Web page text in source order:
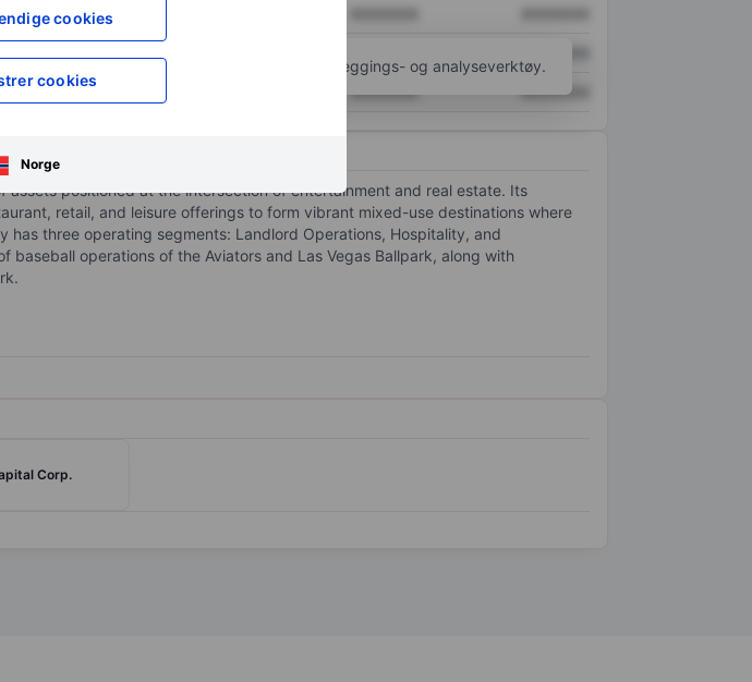
cookies
cookies
Norge
XXXXXXX
XXXXXXX XXXXXXX XXXXXXX
for å få tilgang til flere kartleggings- og analyseverktøy.
positioned at the intersection of entertainment and real estate. Its
retail, and leisure offerings to form vibrant mixed-use destinations where
three operating segments: Landlord Operations, Hospitality, and
operations of the Aviators and Las Vegas Ballpark, along with
Corp.